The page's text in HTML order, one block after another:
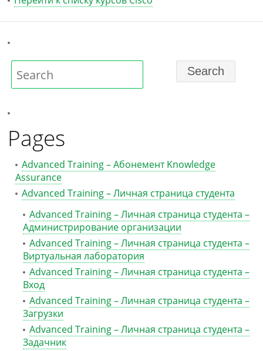
Pages
Advanced Training – Абонемент Knowledge
Assurance
Advanced Training – Личная страница студента
Advanced Training – Личная страница студента –
Администрирование организации
Advanced Training – Личная страница студента –
Виртуальная лаборатория
Advanced Training – Личная страница студента –
Вход
Advanced Training – Личная страница студента –
Загрузки
Advanced Training – Личная страница студента –
Задачник